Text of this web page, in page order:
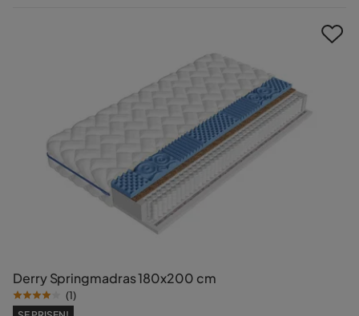
Derry Springmadras 180x200 cm
(1)